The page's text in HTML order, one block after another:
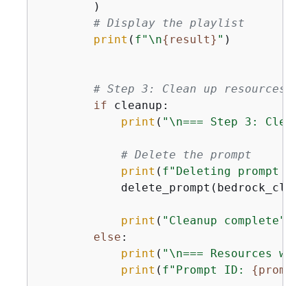
        )
# Display the playlist
print ( f"\n{ result} " )
# Step 3: Clean up resources
if cleanup:
print ( "\n=== Step 3:
# Delete the prompt
print ( f"Deleting prompt
print ( "Cleanup complete"
else :
print ( "\n=== Resources
print ( f"Prompt ID: {